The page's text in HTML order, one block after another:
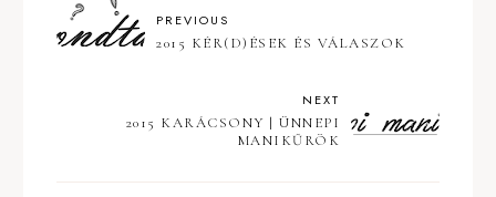
PREVIOUS
2015 KÉR(D)ÉSEK ÉS VÁLASZOK
NEXT
2015 KARÁCSONY | ÜNNEPI
MANIKŰRÖK